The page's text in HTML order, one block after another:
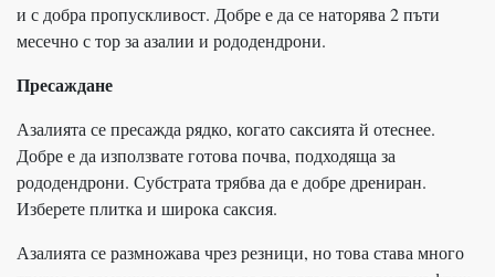
и с добра пропускливост. Добре е да се наторява 2 пъти
месечно с тор за азалии и рододендрони.
Пресаждане
Азалията се пресажда рядко, когато саксията й отеснее.
Добре е да използвате готова почва, подходяща за
рододендрони. Субстрата трябва да е добре дрениран.
Изберете плитка и широка саксия.
Азалията се размножава чрез резници, но това става много